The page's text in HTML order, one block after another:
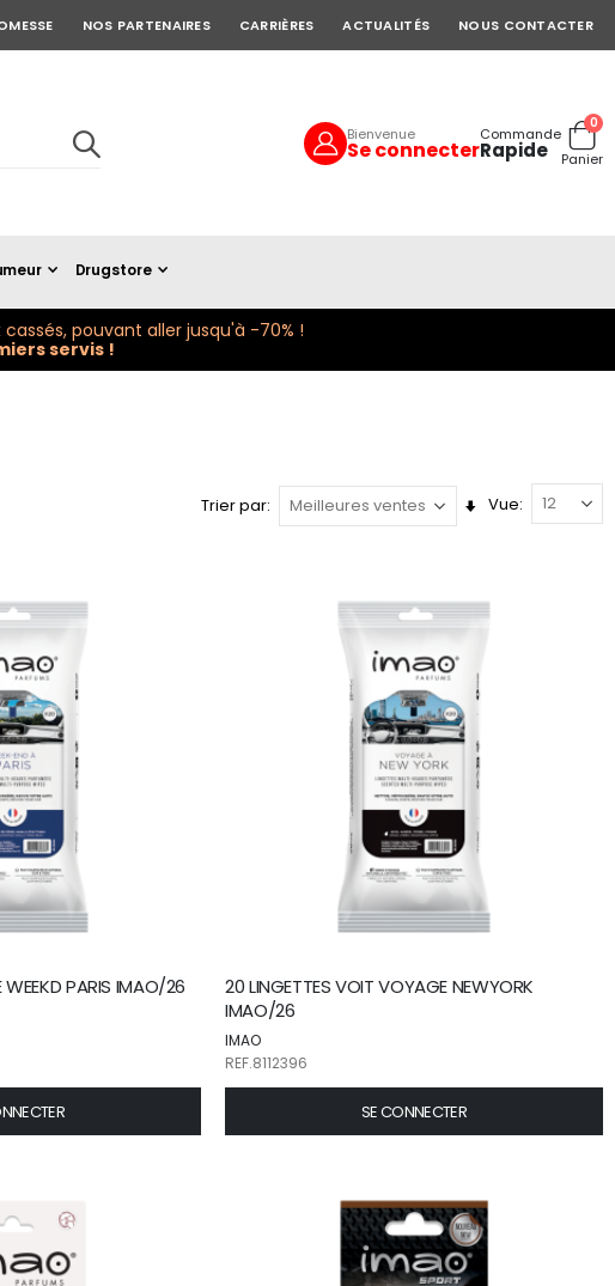
NOS PARTENAIRES CARRIÈRES ACTUALITÉS NOUS CONTACTER
Bienvenue
Se connecter
Commande
Rapide Cart
0
Panier
Drugstore
pouvant aller jusqu'à -70% !
servis !
Trier par Définir
Vue
WEEKD PARIS IMAO/26
20 LINGETTES VOIT VOYAGE NEWYORK
IMAO/26
IMAO
REF.8112396
SE CONNECTER